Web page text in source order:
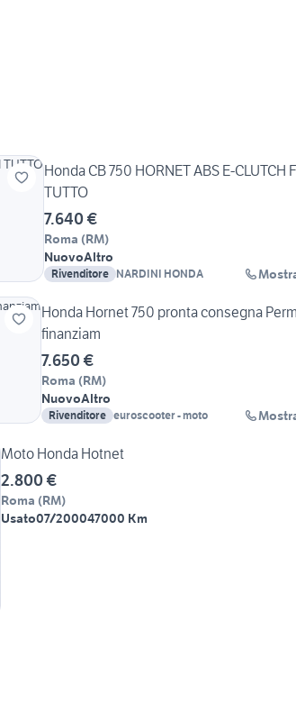
Honda CB 750 HORNET ABS E-CLUTCH
TUTTO
7.640 €
Roma (RM)
NuovoAltro
Rivenditore NARDINI HONDA
Honda Hornet 750 pronta consegna
finanziam
7.650 €
Roma (RM)
NuovoAltro
Rivenditore euroscooter - moto
Moto Honda Hotnet
2.800 €
Roma (RM)
Usato07/200047000 Km